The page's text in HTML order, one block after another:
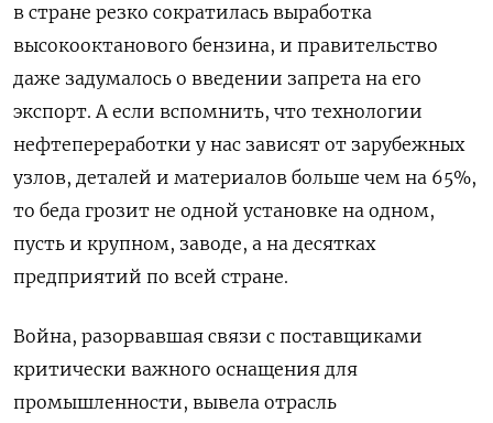
в стране резко сократилась выработка
высокооктанового бензина, и правительство
даже задумалось о введении запрета на его
экспорт. А если вспомнить, что технологии
нефтепереработки у нас зависят от зарубежных
узлов, деталей и материалов больше чем на 65%,
то беда грозит не одной установке на одном,
пусть и крупном, заводе, а на десятках
предприятий по всей стране.
Война, разорвавшая связи с поставщиками
критически важного оснащения для
промышленности, вывела отрасль